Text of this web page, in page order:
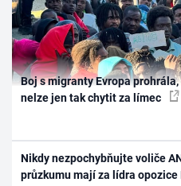
Boj s migranty Evropa
nelze jen tak chytit za límec
Nikdy nezpochybňujte voliče
průzkumu mají za lídra opozice